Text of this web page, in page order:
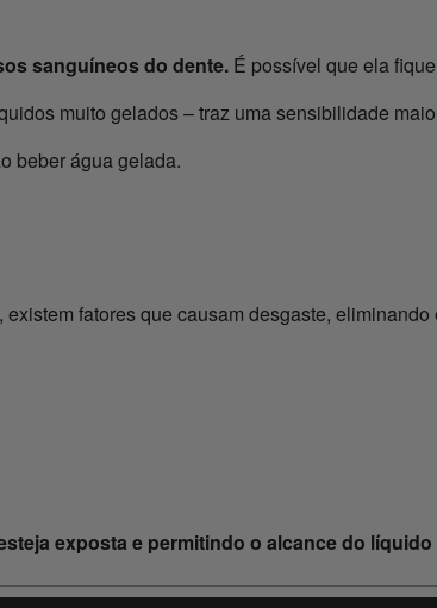
sanguíneos do dente. É possível que ela
muito gelados – traz uma sensibilidade
beber água gelada.
fatores que causam desgaste,
exposta e permitindo o alcance do